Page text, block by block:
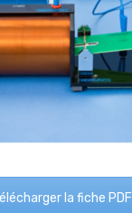
la fiche PDF